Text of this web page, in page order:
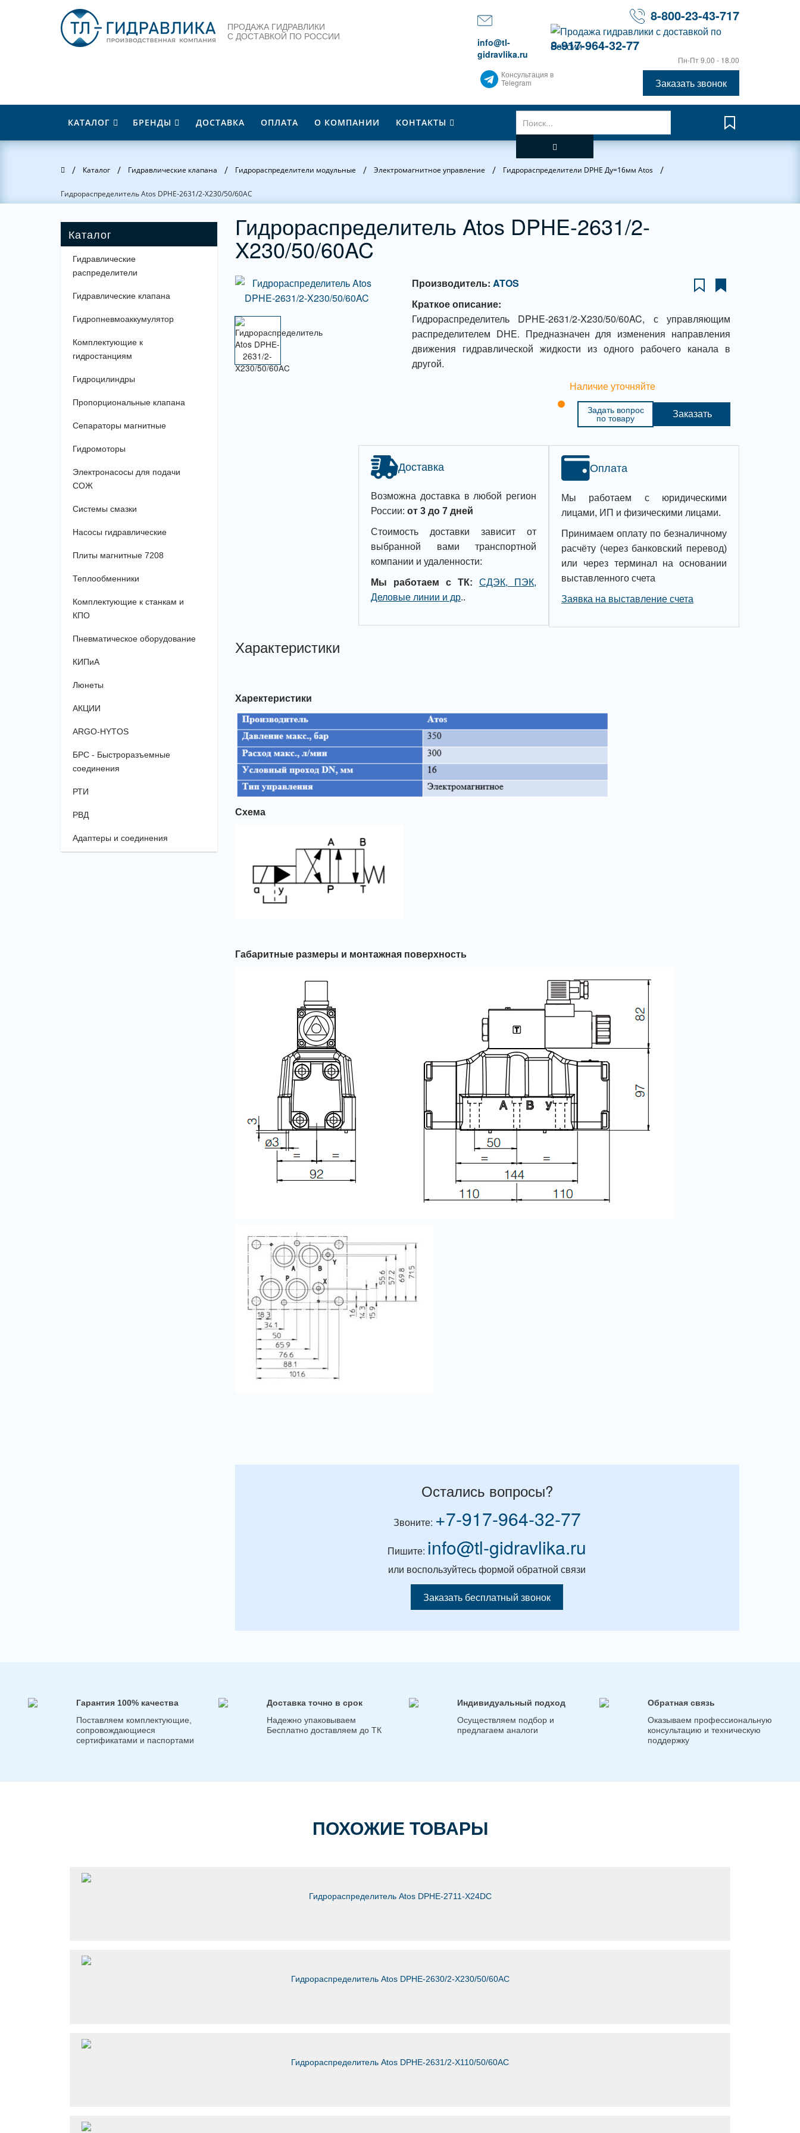
ПРОДАЖА ГИДРАВЛИКИ
С ДОСТАВКОЙ ПО РОССИИ
info@tl-
gidravlika.ru
8-800-23-43-717
8-917-964-32-77
Пн-Пт 9.00 - 18.00
Консультация в
Telegram
Заказать звонок
КАТАЛОГ БРЕНДЫ ДОСТАВКА ОПЛАТА О КОМПАНИИ КОНТАКТЫ
Главная
/ Каталог / Гидравлические клапана / Гидрораспределители модульные / Электромагнитное управление / Гидрораспределители DPHE Ду=16мм Atos /
Гидрораспределитель Atos DPHE-2631/2-X230/50/60AC
Гидравлические
распределители
Гидравлические клапана
Гидропневмоаккумулятор
Комплектующие к
гидростанциям
Гидроцилиндры
Пропорциональные клапана
Сепараторы магнитные
Гидромоторы
Электронасосы для подачи
СОЖ
Системы смазки
Насосы гидравлические
Плиты магнитные 7208
Теплообменники
Комплектующие к станкам и
КПО
Пневматическое оборудование
КИПиА
Люнеты
АКЦИИ
ARGO-HYTOS
БРС - Быстроразъемные
соединения
РТИ
РВД
Адаптеры и соединения
Гидрораспределитель Atos DPHE-2631/2-
X230/50/60AC
Производитель: ATOS
Краткое описание:
Гидрораспределитель DPHE-2631/2-X230/50/60AC, с управляющим
распределителем DHE. Предназначен для изменения направления
движения гидравлической жидкости из одного рабочего канала в
другой.
Наличие уточняйте
Задать вопрос
по товару
Заказать
Оплата
Мы работаем с юридическими
лицами, ИП и физическими лицами.
Принимаем оплату по безналичному
расчёту (через банковский перевод)
или через терминал на основании
выставленного счета
Заявка на выставление счета
Доставка
Возможна доставка в любой регион
России: от 3 до 7 дней
Стоимость доставки зависит от
выбранной вами транспортной
компании и удаленности:
Мы работаем с ТК:
СДЭК, ПЭК,
Деловые линии и др..
Характеристики
Харектеристики
Схема
Габаритные размеры и монтажная поверхность
Остались вопросы?
Звоните: +7-917-964-32-77
Пишите: info@tl-gidravlika.ru
или воспользуйтесь формой обратной связи
Заказать бесплатный звонок
Гарантия 100% качества
Поставляем комплектующие,
сопровождающиеся
сертификатами и паспортами
Доставка точно в срок
Надежно упаковываем
Бесплатно доставляем до ТК
Индивидуальный подход
Осуществляем подбор и
предлагаем аналоги
Обратная связь
Оказываем профессиональную
консультацию и техническую
поддержку
ПОХОЖИЕ ТОВАРЫ
Гидрораспределитель Atos DPHE-2711-X24DC
Гидрораспределитель Atos DPHE-2630/2-X230/50/60AC
Гидрораспределитель Atos DPHE-2631/2-X110/50/60AC